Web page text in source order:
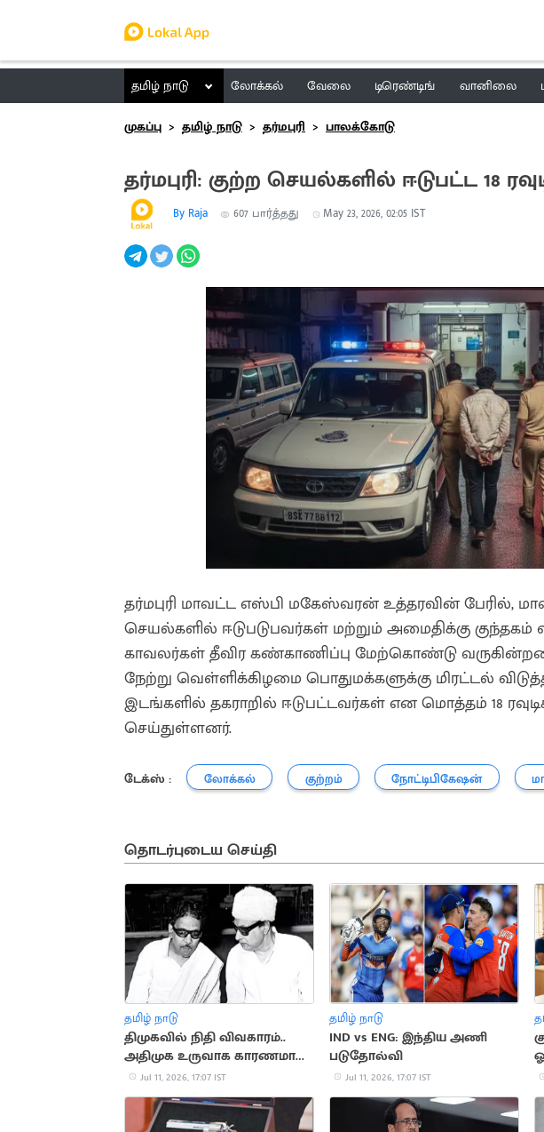
தமிழ் நாடு லோக்கல் வேலை டிரெண்டிங் வானிலை
முகப்பு
தமிழ் நாடு தர்மபுரி பாலக்கோடு
தர்மபுரி: குற்ற செயல்களில் ஈடுபட்ட 18
By Raja 607 பார்த்தது May 23, 2026, 02:05 IST
தர்மபுரி மாவட்ட எஸ்பி மகேஸ்வரன் உத்தரவின் பேரில்,
செயல்களில் ஈடுபடுபவர்கள் மற்றும் அமைதிக்கு
காவலர்கள் தீவிர கண்காணிப்பு மேற்கொண்டு
நேற்று வெள்ளிக்கிழமை பொதுமக்களுக்கு மிரட்டல்
இடங்களில் தகராறில் ஈடுபட்டவர்கள் என மொத்தம் 18
செய்துள்ளனர்.
டேக்ஸ் : லோக்கல் குற்றம் நோட்டிபிகேஷன்
தொடர்புடைய செய்தி
தமிழ் நாடு
திமுகவில் நிதி விவகாரம்..
அதிமுக உருவாக காரணமான
சம்பவம்
Jul 11, 2026, 17:07 IST
தமிழ் நாடு
IND vs ENG: இந்திய அணி
படுதோல்வி
Jul 11, 2026, 17:07 IST